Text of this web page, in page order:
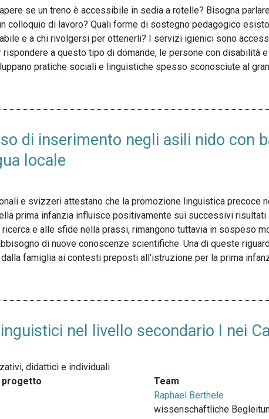
e
h
e
d
se un treno è accessibile in sedia a rotelle? Bisogna
colloquio di lavoro? Quali forme di sostegno pedagogico
e a chi rivolgersi per ottenerli? I servizi igienici sono
rispondere a questo tipo di domande, le persone con disabilità
pratiche sociali e linguistiche spesso sconosciute al
di inserimento negli asili nido con
locale
e svizzeri attestano che la promozione linguistica precoce
prima infanzia influisce positivamente sui successivi risultati
ricerca e alle sfide nella prassi, rimangono tuttavia in sospeso
di nuove conoscenze scientifiche. Una di queste
famiglia ai contesti preposti all’istruzione per la prima
nel livello secondario I nei
didattici e individuali
progetto
Team
Raphael Berthele
wissenschaftliche